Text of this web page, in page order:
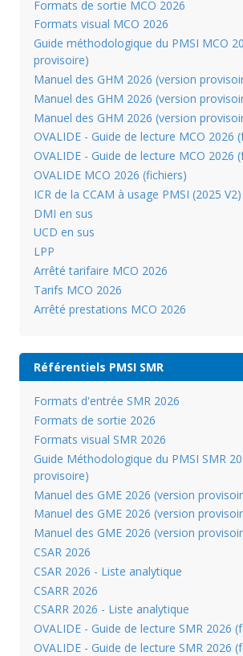
Formats de sortie MCO 2026
Formats visual MCO 2026
Guide méthodologique du PMSI MCO
provisoire)
Manuel des GHM 2026 (version
Manuel des GHM 2026 (version
Manuel des GHM 2026 (version
OVALIDE - Guide de lecture MCO 2026
OVALIDE - Guide de lecture MCO 2026
OVALIDE MCO 2026 (fichiers)
ICR de la CCAM à usage PMSI (2025 V2)
DMI en sus
UCD en sus
LPP
Arrêté tarifaire MCO 2026
Tarifs MCO 2026
Arrêté prestations MCO 2026
Référentiels PMSI SMR
Formats d'entrée SMR 2026
Formats de sortie 2026
Formats visual SMR 2026
Guide Méthodologique du PMSI SMR
provisoire)
Manuel des GME 2026 (version
Manuel des GME 2026 (version
Manuel des GME 2026 (version
CSAR 2026
CSAR 2026 - Liste analytique
CSARR 2026
CSARR 2026 - Liste analytique
OVALIDE - Guide de lecture SMR 2026
OVALIDE - Guide de lecture SMR 2026